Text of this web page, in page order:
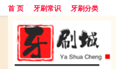
首 页 牙刷常识 牙刷分类